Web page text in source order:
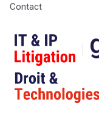
Contact